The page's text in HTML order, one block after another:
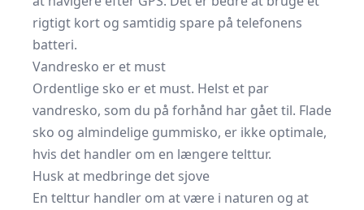
rigtigt kort og samtidig spare på telefonens
batteri.
Vandresko er et must
Ordentlige sko er et must. Helst et par
vandresko, som du på forhånd har gået til. Flade
sko og almindelige gummisko, er ikke optimale,
hvis det handler om en længere telttur.
Husk at medbringe det sjove
En telttur handler om at være i naturen og at